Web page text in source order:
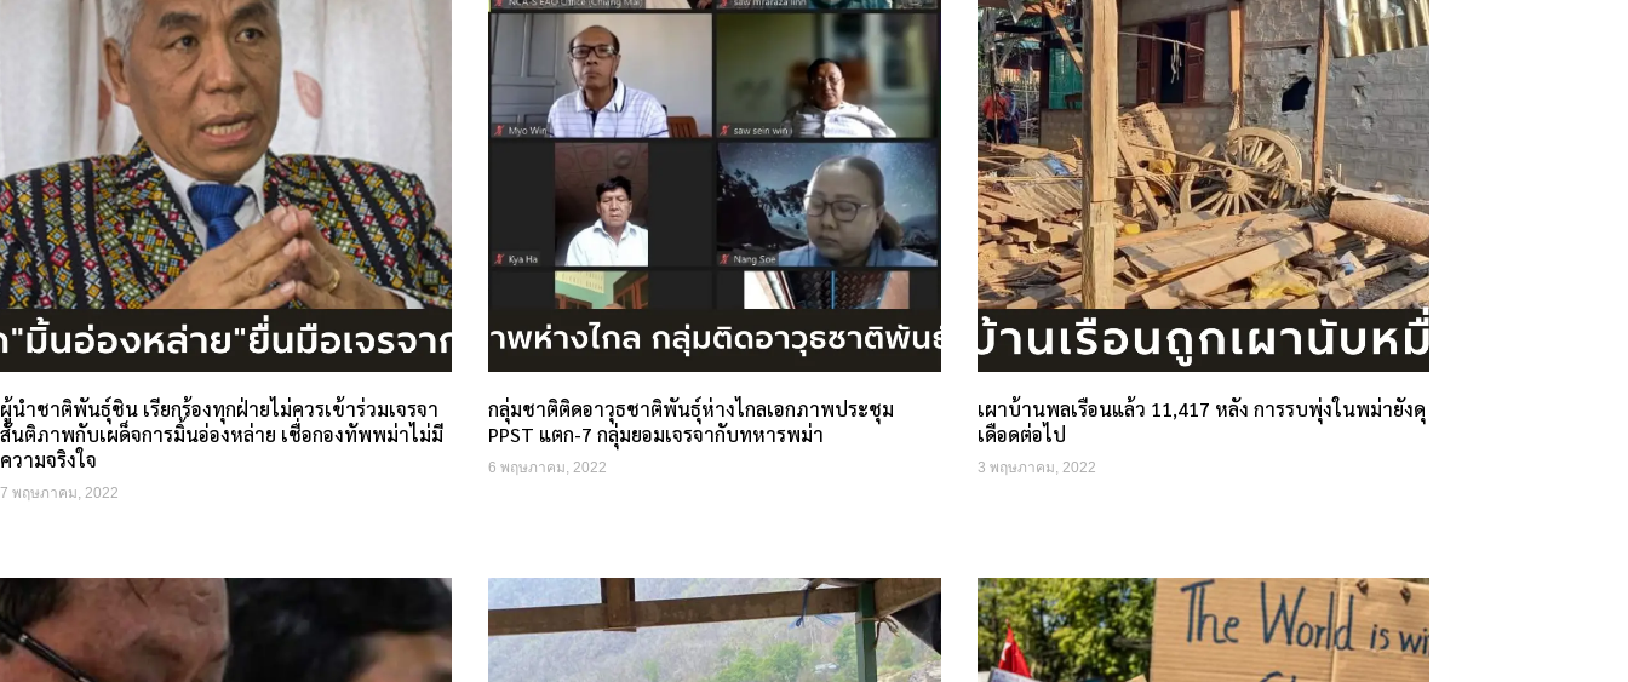
ผู้นำชาติพันธุ์ชิน เรียกร้องทุกฝ่ายไม่ควรเข้าร่วมเจรจา
สันติภาพกับเผด็จการมิ้นอ่องหล่าย เชื่อกองทัพพม่าไม่มี
ความจริงใจ
7 พฤษภาคม, 2022
กลุ่มชาติติดอาวุธชาติพันธุ์ห่างไกลเอกภาพประชุม
PPST แตก-7 กลุ่มยอมเจรจากับทหารพม่า
6 พฤษภาคม, 2022
เผาบ้านพลเรือนแล้ว 11,417 หลัง การรบพุ่งในพม่ายังดุ
เดือดต่อไป
3 พฤษภาคม, 2022